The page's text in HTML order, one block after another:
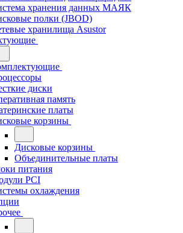
хранения данных МАЯК
полки (JBOD)
хранилища Asustor
диски
память
платы
корзины
Дисковые корзины
Объединительные платы
питания
PCI
охлаждения